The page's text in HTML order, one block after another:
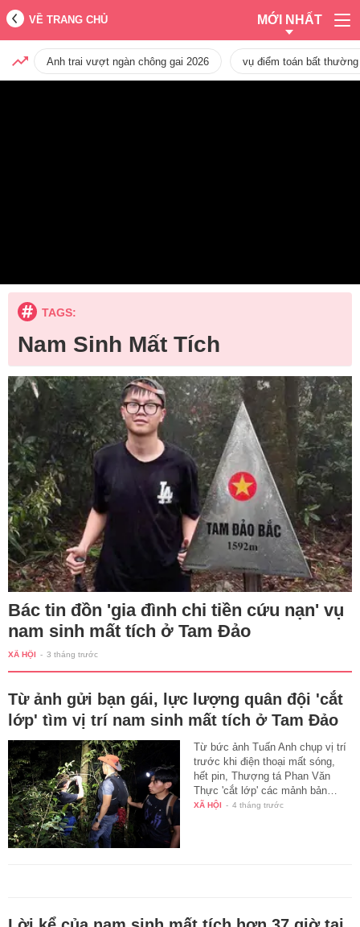
VỀ TRANG CHỦ MỚI NHẤT
Anh trai vượt ngàn chông gai 2026 vụ điểm toán bất
TAGS:
Nam Sinh Mất Tích
Bác tin đồn 'gia đình chi tiền cứu nạn' vụ
nam sinh mất tích ở Tam Đảo
XÃ HỘI - 3 tháng trước
Từ ảnh gửi bạn gái, lực lượng quân đội 'cắt
lớp' tìm vị trí nam sinh mất tích ở Tam Đảo
Từ bức ảnh Tuấn Anh chụp vị trí
trước khi điện thoại mất sóng,
hết pin, Thượng tá Phan Văn
Thực 'cắt lớp' các mảnh bản…
XÃ HỘI - 4 tháng trước